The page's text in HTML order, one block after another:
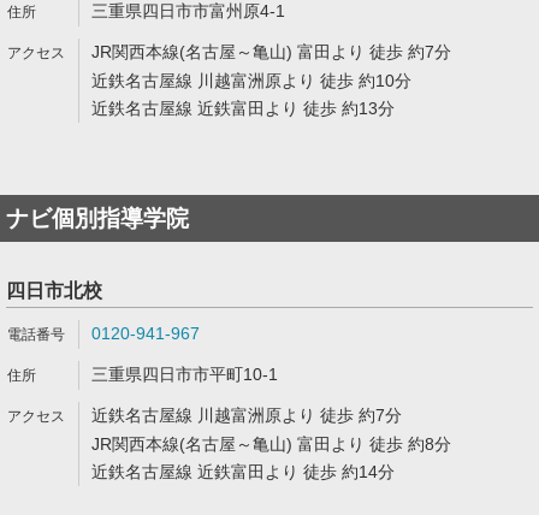
三重県四日市市富州原4-1
JR関西本線(名古屋～亀山) 富田より 徒歩 約7分
近鉄名古屋線 川越富洲原より 徒歩 約10分
近鉄名古屋線 近鉄富田より 徒歩 約13分
ナビ個別指導学院
四日市北校
0120-941-967
三重県四日市市平町10-1
近鉄名古屋線 川越富洲原より 徒歩 約7分
JR関西本線(名古屋～亀山) 富田より 徒歩 約8分
近鉄名古屋線 近鉄富田より 徒歩 約14分